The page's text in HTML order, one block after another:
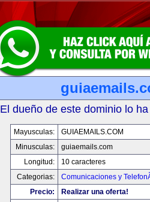
El dueño de este dominio lo
Mayusculas:
GUIAEMAILS.COM
Minusculas:
guiaemails.com
Longitud:
10 caracteres
Categorias:
Comunicaciones y
Precio:
Realizar una oferta!